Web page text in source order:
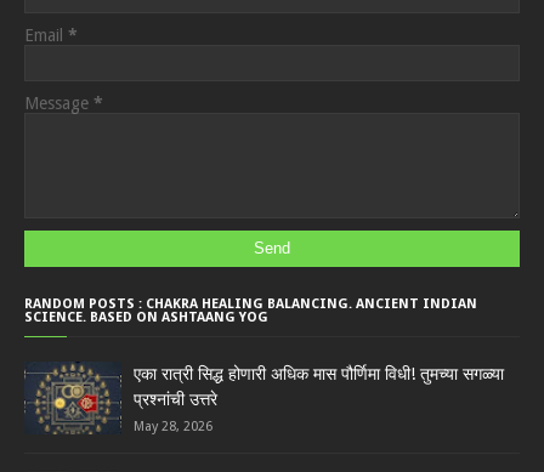
Email *
Message *
RANDOM POSTS : CHAKRA HEALING BALANCING. ANCIENT INDIAN
SCIENCE. BASED ON ASHTAANG YOG
एका रात्री सिद्ध होणारी अधिक मास पौर्णिमा विधी! तुमच्या सगळ्या
प्रश्नांची उत्तरे
May 28, 2026